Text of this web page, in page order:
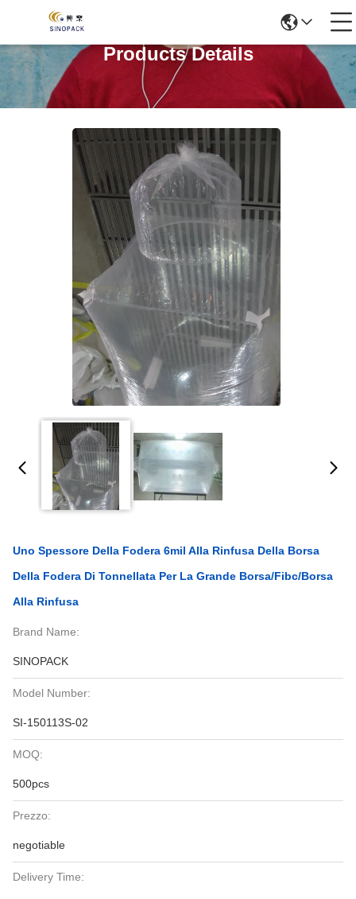
Products Details
Uno Spessore Della Fodera 6mil Alla Rinfusa Della Borsa
Della Fodera Di Tonnellata Per La Grande Borsa/Fibc/borsa
Alla Rinfusa
Brand Name:
SINOPACK
Model Number:
SI-150113S-02
MOQ:
500pcs
Prezzo:
negotiable
Delivery Time: